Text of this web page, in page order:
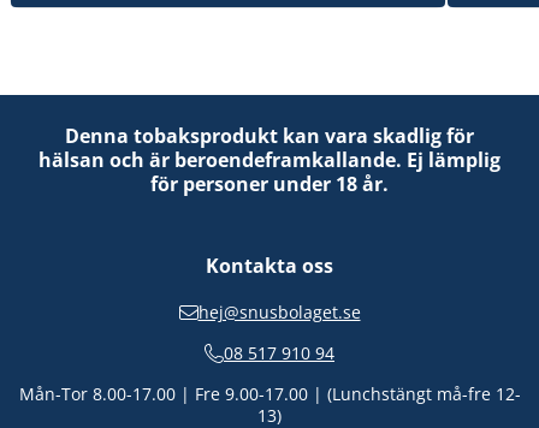
Denna tobaksprodukt kan vara skadlig för
hälsan och är beroendeframkallande. Ej lämplig
för personer under 18 år.
Kontakta oss
hej@snusbolaget.se
08 517 910 94
Mån-Tor 8.00-17.00 | Fre 9.00-17.00 | (Lunchstängt må-fre 12-
13)